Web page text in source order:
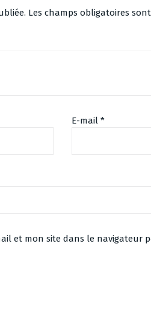
Les champs obligatoires
E-mail *
et mon site dans le navigateur